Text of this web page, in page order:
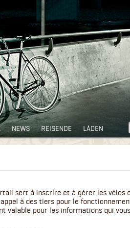
NEWS REISENDE LÄDEN
sert à inscrire et à gérer les vélos
appel à des tiers pour le
valable pour les informations qui